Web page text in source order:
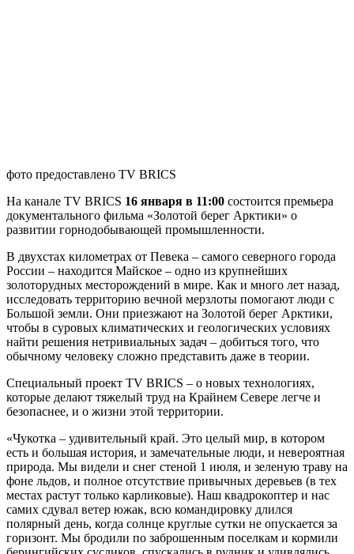
фото предоставлено TV BRICS
На канале TV BRICS 16 января в 11:00 состоится премьера
документального фильма «Золотой берег Арктики» о
развитии горнодобывающей промышленности.
В двухстах километрах от Певека – самого северного города
России – находится Майское – одно из крупнейших
золоторудных месторождений в мире. Как и много лет назад,
исследовать территорию вечной мерзлоты помогают люди с
Большой земли. Они приезжают на Золотой берег Арктики,
чтобы в суровых климатических и геологических условиях
найти решения нетривиальных задач – добиться того, что
обычному человеку сложно представить даже в теории.
Специальный проект TV BRICS – о новых технологиях,
которые делают тяжелый труд на Крайнем Севере легче и
безопаснее, и о жизни этой территории.
«Чукотка – удивительный край. Это целый мир, в котором
есть и большая история, и замечательные люди, и невероятная
природа. Мы видели и снег стеной 1 июля, и зеленую траву на
фоне льдов, и полное отсутствие привычных деревьев (в тех
местах растут только карликовые). Наш квадрокоптер и нас
самих сдувал ветер южак, всю командировку длился
полярный день, когда солнце круглые сутки не опускается за
горизонт. Мы бродили по заброшенным поселкам и кормили